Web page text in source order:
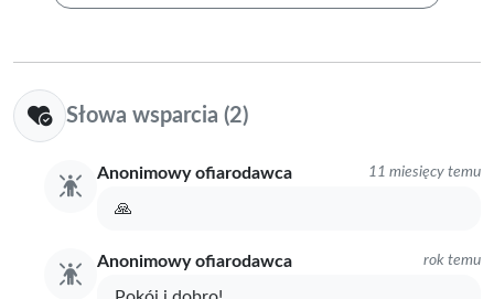
Słowa wsparcia (2)
Anonimowy ofiarodawca 11 miesięcy temu
🙏
Anonimowy ofiarodawca rok temu